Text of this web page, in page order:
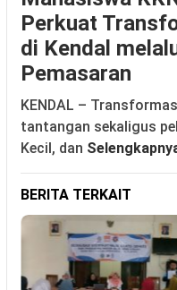
Perkuat
di Kendal
Pemasaran
KENDAL –
tantangan sekaligus
Kecil, dan
BERITA TERKAIT